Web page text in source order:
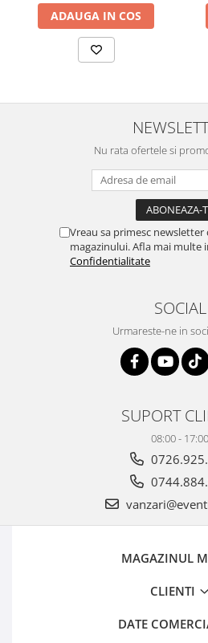
ADAUGA IN COS
Nu rata ofertele si
Vreau sa primesc
magazinului. Afla mai multe
Confidentialitate
SOCIAL
Urmareste-ne in
SUPORT
08:00 - 17:00
MAGAZINUL
CLIENTI
DATE